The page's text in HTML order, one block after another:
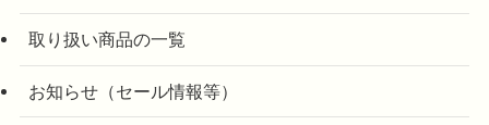
取り扱い商品の一覧
お知らせ（セール情報等）